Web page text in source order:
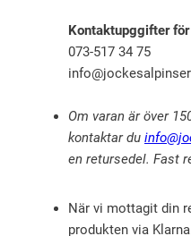
Kontaktupggifter
073-517 34 75
Om varan är över
kontaktar du
en retursedel. Fast
När vi mottagit din
produkten via